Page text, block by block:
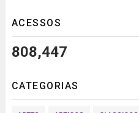
ACESSOS
808,447
CATEGORIAS